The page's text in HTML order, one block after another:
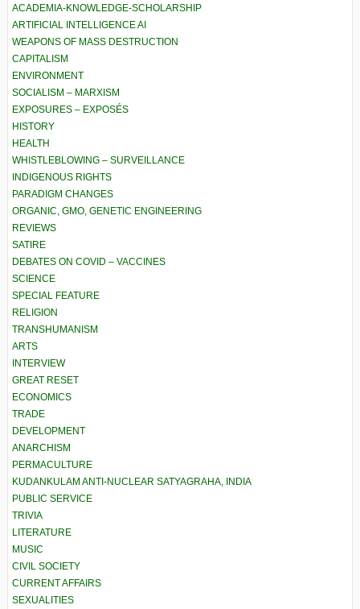
ACADEMIA-KNOWLEDGE-SCHOLARSHIP
ARTIFICIAL INTELLIGENCE AI
WEAPONS OF MASS DESTRUCTION
CAPITALISM
ENVIRONMENT
SOCIALISM – MARXISM
EXPOSURES – EXPOSÉS
HISTORY
HEALTH
WHISTLEBLOWING – SURVEILLANCE
INDIGENOUS RIGHTS
PARADIGM CHANGES
ORGANIC, GMO, GENETIC ENGINEERING
REVIEWS
SATIRE
DEBATES ON COVID – VACCINES
SCIENCE
SPECIAL FEATURE
RELIGION
TRANSHUMANISM
ARTS
INTERVIEW
GREAT RESET
ECONOMICS
TRADE
DEVELOPMENT
ANARCHISM
PERMACULTURE
KUDANKULAM ANTI-NUCLEAR SATYAGRAHA, INDIA
PUBLIC SERVICE
TRIVIA
LITERATURE
MUSIC
CIVIL SOCIETY
CURRENT AFFAIRS
SEXUALITIES